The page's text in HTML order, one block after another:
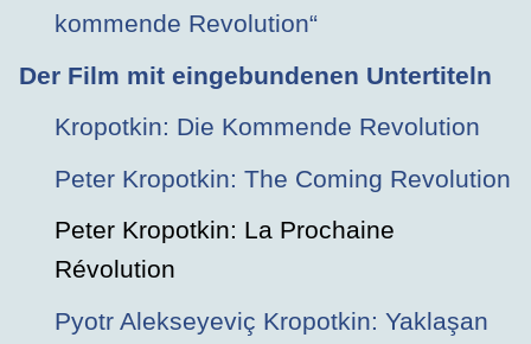
kommende Revolution“
Der Film mit eingebundenen Untertiteln
Kropotkin: Die Kommende Revolution
Peter Kropotkin: The Coming Revolution
Peter Kropotkin: La Prochaine
Révolution
Pyotr Alekseyeviç Kropotkin: Yaklaşan